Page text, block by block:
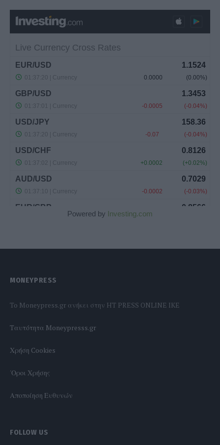
Powered by Investing.com
MONEYPRESS
To Moneypress.gr ανήκει στην HT PRESS ONLINE IKE
Tαυτότητα Moneypresss.gr
Χρήση Cookies
'Οροι Χρήσης
Αποποίηση Ευθυνών
FOLLOW US